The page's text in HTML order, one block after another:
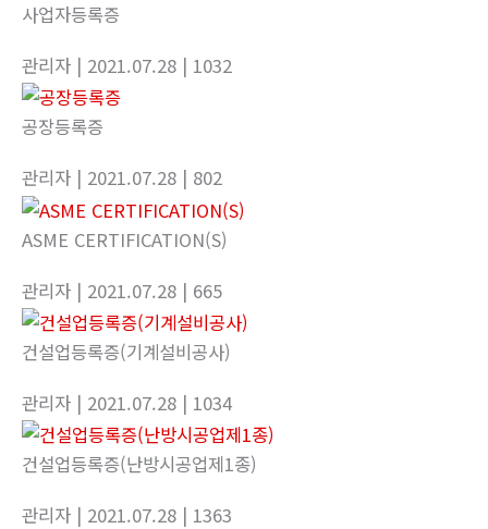
사업자등록증
관리자 | 2021.07.28 | 1032
공장등록증
관리자 | 2021.07.28 | 802
ASME CERTIFICATION(S)
관리자 | 2021.07.28 | 665
건설업등록증(기계설비공사)
관리자 | 2021.07.28 | 1034
건설업등록증(난방시공업제1종)
관리자 | 2021.07.28 | 1363